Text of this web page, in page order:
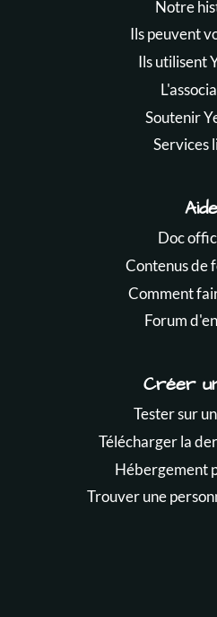
Notre
Ils peuvent
Ils utilisent
Soutenir
Services
Aide
Doc
Contenus de
Comment
Forum
Créer
Tester sur
Télécharger la
Hébergement
Trouver une